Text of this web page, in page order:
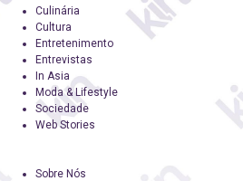
Culinária
Cultura
Entretenimento
Entrevistas
In Asia
Moda & Lifestyle
Sociedade
Web Stories
Sobre Nós